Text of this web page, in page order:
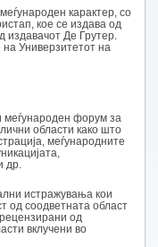
карактер, со
кoe се издава од
издавачот Де Грутер.
Универзитетот на
форум за
области како што
меѓународните
др.
истражувања кои
од соодветната област
од
вклучени во